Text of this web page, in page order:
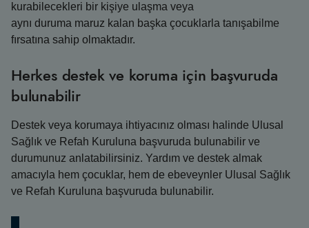
kurabilecekleri bir kişiye ulaşma veya
aynı duruma maruz kalan başka çocuklarla tanışabilme
fırsatına sahip olmaktadır.
Herkes destek ve koruma için başvuruda
bulunabilir
Destek veya korumaya ihtiyacınız olması halinde Ulusal
Sağlık ve Refah Kuruluna başvuruda bulunabilir ve
durumunuz anlatabilirsiniz. Yardım ve destek almak
amacıyla hem çocuklar, hem de ebeveynler Ulusal Sağlık
ve Refah Kuruluna başvuruda bulunabilir.